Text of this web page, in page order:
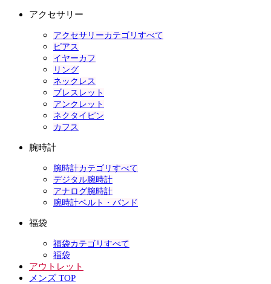
アクセサリー
アクセサリーカテゴリすべて
ピアス
イヤーカフ
リング
ネックレス
ブレスレット
アンクレット
ネクタイピン
カフス
腕時計
腕時計カテゴリすべて
デジタル腕時計
アナログ腕時計
腕時計ベルト・バンド
福袋
福袋カテゴリすべて
福袋
アウトレット
メンズ TOP